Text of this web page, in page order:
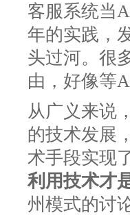
客服系统当
年的实践，
头过河。很
由，好像等
从广义来说
的技术发展
术手段实现
利用技术才
州模式的讨